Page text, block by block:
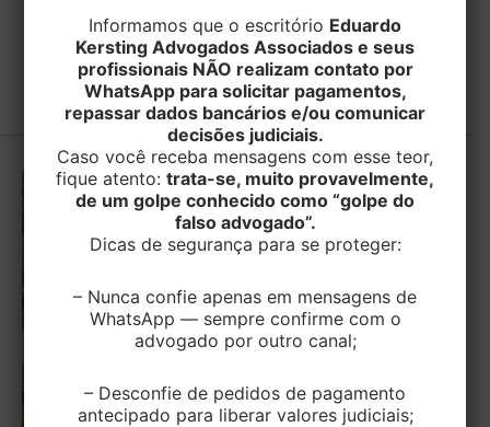
#CULPA
Informamos que o escritório Eduardo
Kersting Advogados Associados e seus
profissionais NÃO realizam contato por
WhatsApp para solicitar pagamentos,
repassar dados bancários e/ou comunicar
decisões judiciais.
Caso você receba mensagens com esse teor,
fique atento: trata-se, muito provavelmente,
de um golpe conhecido como “golpe do
falso advogado”.
Dicas de segurança para se proteger:
– Nunca confie apenas em mensagens de
WhatsApp — sempre confirme com o
advogado por outro canal;
– Desconfie de pedidos de pagamento
antecipado para liberar valores judiciais;